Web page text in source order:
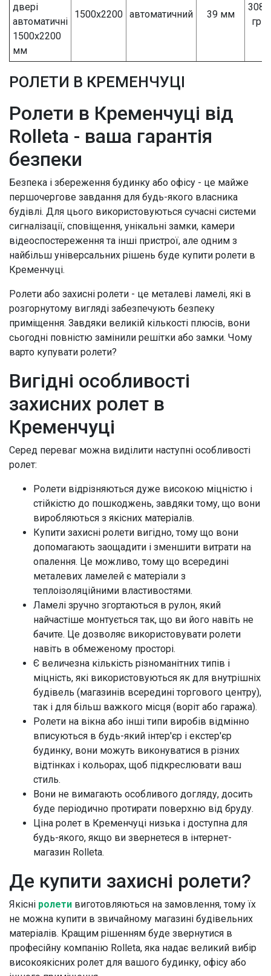
двері
автоматичні
1500х2200
мм
1500х2200 автоматичний 39 мм
3080
грн
РОЛЕТИ В КРЕМЕНЧУЦІ
Ролети в Кременчуці від
Rolleta - ваша гарантія
безпеки
Безпека і збереження будинку або офісу - це майже
першочергове завдання для будь-якого власника
будівлі. Для цього використовуються сучасні системи
сигналізації, сповіщення, унікальні замки, камери
відеоспостереження та інші пристрої, але одним з
найбільш універсальних рішень буде купити ролети в
Кременчуці.
Ролети або захисні ролети - це металеві ламелі, які в
розгорнутому вигляді забезпечують безпеку
приміщення. Завдяки великій кількості плюсів, вони
сьогодні повністю замінили решітки або замки. Чому
варто купувати ролети?
Вигідні особливості
захисних ролет в
Кременчуці
Серед переваг можна виділити наступні особливості
ролет:
Ролети відрізняються дуже високою міцністю і
стійкістю до пошкоджень, завдяки тому, що вони
виробляються з якісних матеріалів.
Купити захисні ролети вигідно, тому що вони
допомагають заощадити і зменшити витрати на
опалення. Це можливо, тому що всередині
металевих ламелей є матеріали з
теплоізоляційними властивостями.
Ламелі зручно згортаються в рулон, який
найчастіше монтується так, що ви його навіть не
бачите. Це дозволяє використовувати ролети
навіть в обмеженому просторі.
Є величезна кількість різноманітних типів і
міцність, які використовуються як для внутрішніх
будівель (магазинів всередині торгового центру),
так і для більш важкого місця (воріт або гаража).
Ролети на вікна або інші типи виробів відмінно
вписуються в будь-який інтер'єр і екстер'єр
будинку, вони можуть виконуватися в різних
відтінках і кольорах, щоб підкреслювати ваш
стиль.
Вони не вимагають особливого догляду, досить
буде періодично протирати поверхню від бруду.
Ціна ролет в Кременчуці низька і доступна для
будь-якого, якщо ви звернетеся в інтернет-
магазин Rolleta.
Де купити захисні ролети?
Якісні ролети виготовляються на замовлення, тому їх
не можна купити в звичайному магазині будівельних
матеріалів. Кращим рішенням буде звернутися в
професійну компанію Rolleta, яка надає великий вибір
високоякісних ролет для вашого будинку, офісу або